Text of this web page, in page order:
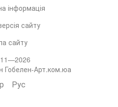
інформація
сайту
сайту
Гобелен-Арт.ком.юа
Рус